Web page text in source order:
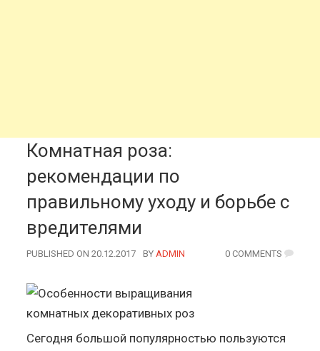
Комнатная роза:
рекомендации по
правильному уходу и борьбе с
вредителями
PUBLISHED ON 20.12.2017 BY AUTHOR
ADMIN 0 COMMENTS
Сегодня большой популярностью пользуются